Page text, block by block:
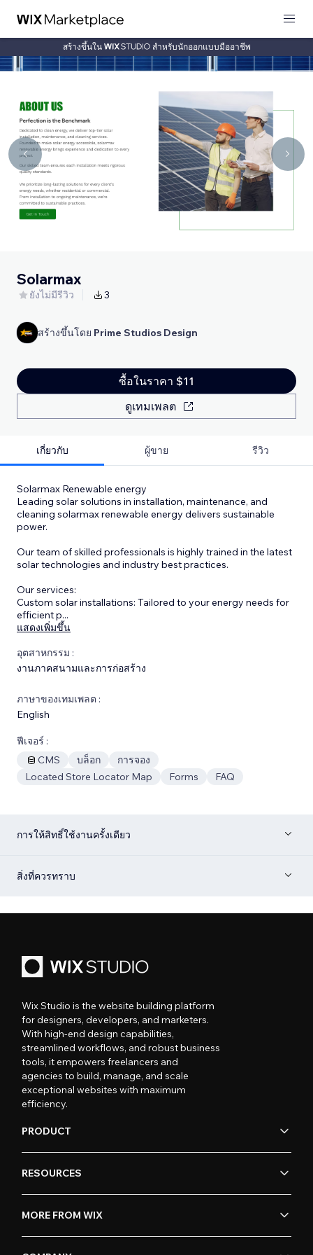
สร้างขึ้นใน สำหรับนักออกแบบมืออาชีพ
Solarmax
ยังไม่มีรีวิว 3
สร้างขึ้นโดย Prime Studios Design
ซื้อในราคา $11
ดูเทมเพลต
เกี่ยวกับ ผู้ขาย รีวิว
Solarmax Renewable energy
Leading solar solutions in installation, maintenance, and
cleaning solarmax renewable energy delivers sustainable
power.
Our team of skilled professionals is highly trained in the latest
solar technologies and industry best practices.
Our services:
Custom solar installations: Tailored to your energy needs for
efficient p...
แสดงเพิ่มขึ้น
อุตสาหกรรม :
งานภาคสนามและการก่อสร้าง
ภาษาของเทมเพลต :
English
ฟีเจอร์ :
CMS
บล็อก
การจอง
Located Store Locator Map
Forms FAQ
การให้สิทธิ์ใช้งานครั้งเดียว
สิ่งที่ควรทราบ
Wix Studio is the website building platform
for designers, developers, and marketers.
With high-end design capabilities,
streamlined workflows, and robust business
tools, it empowers freelancers and
agencies to build, manage, and scale
exceptional websites with maximum
efficiency.
PRODUCT
RESOURCES
MORE FROM WIX